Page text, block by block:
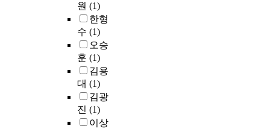
원 (1)
한형
수 (1)
오승
훈 (1)
김용
대 (1)
김광
진 (1)
이상